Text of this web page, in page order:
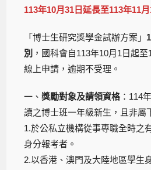
113年10月31日延長至113年11
「博士生研究獎學金試辦方案」
別 ，國科會自113年10月1日起
線上申請，逾期不受理。
一、獎勵對象及請領資格：114
讀之博士班一年級新生，且非屬
1.於公私立機構從事專職全時之
身分報考者。
2.以香港、澳門及大陸地區學生